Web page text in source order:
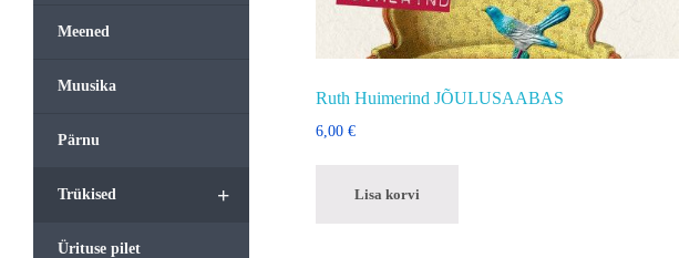
Meened
Muusika
Pärnu
+
Trükised
Ürituse pilet
Ruth Huimerind JÕULUSAABAS
6,00 €
Lisa korvi